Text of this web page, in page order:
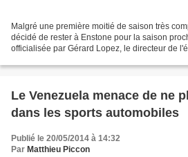
Malgré une première moitié de saison très
décidé de rester à Enstone pour la saison
officialisée par Gérard Lopez, le directeur de
Le Venezuela menace de ne
dans les sports automobiles
Publié le 20/05/2014 à 14:32
Par Matthieu Piccon